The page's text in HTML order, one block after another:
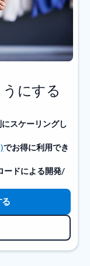
にする
スケーリングし
でお得に利用でき
ードによる開発/